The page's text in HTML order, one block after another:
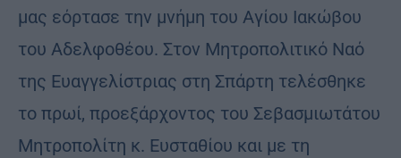
μας εόρτασε την μνήμη του Αγίου Ιακώβου
του Αδελφοθέου. Στον Μητροπολιτικό Ναό
της Ευαγγελίστριας στη Σπάρτη τελέσθηκε
το πρωί, προεξάρχοντος του Σεβασμιωτάτου
Μητροπολίτη κ. Ευσταθίου και με τη